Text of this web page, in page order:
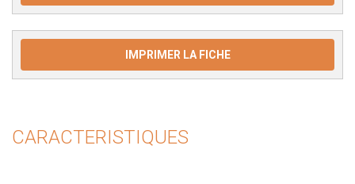
IMPRIMER LA FICHE
CARACTERISTIQUES